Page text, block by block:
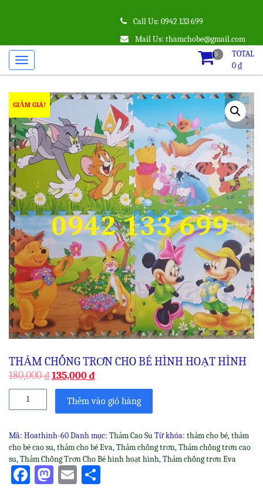
Call Us: 0942 133 699
Mail Us: thamchobe@gmail.com
0
TOTAL
0₫
GIẢM GIÁ!
THẢM CHỐNG TRƠN CHO BÉ HÌNH HOẠT HÌNH
180,000₫ 135,000 ₫
Thảm
Bé
hình
hoạt
hình
Thêm vào giỏ hàng
Mã: Hoathinh-60Danh mục: Thảm Cao SuTừ khóa: thảm cho bé,thảm
cho bé cao su,thảm cho bé Eva,Thảm chống trơn,Thảm chống trơn cao
su,Thảm Chống Trơn Cho Bé hình hoạt hình,Thảm chống trơn Eva
Facebook
Mastodon
Email